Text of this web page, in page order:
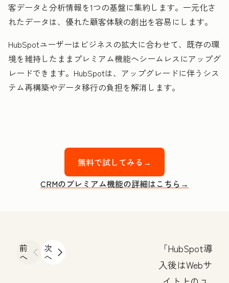
客データと分析情報を1つの基盤に集約します。一元化さ
れたデータは、優れた顧客体験の創出を容易にします。
HubSpotユーザーはビジネスの拡大に合わせて、既存の環
境を維持したままプレミアム機能へシームレスにアップグ
レードできます。HubSpotは、アップグレードに伴うシス
テム再構築やデータ移行の負担を解消します。
無料で試してみる→
CRMのプレミアム機能の詳細はこちら→
前
へ
次
へ
HubSpot導
入後はWebサ